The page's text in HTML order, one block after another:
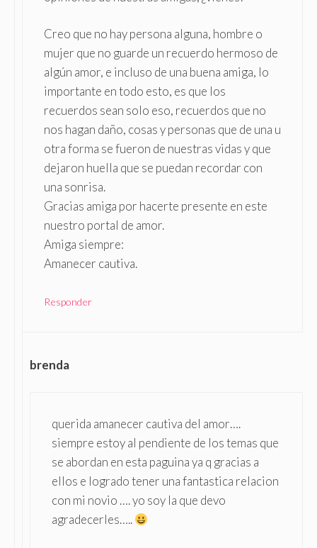
Creo que no hay persona alguna, hombre o
mujer que no guarde un recuerdo hermoso de
algún amor, e incluso de una buena amiga, lo
importante en todo esto, es que los
recuerdos sean solo eso, recuerdos que no
nos hagan daño, cosas y personas que de una u
otra forma se fueron de nuestras vidas y que
dejaron huella que se puedan recordar con
una sonrisa.
Gracias amiga por hacerte presente en este
nuestro portal de amor.
Amiga siempre:
Amanecer cautiva.
Responder
brenda
querida amanecer cautiva del amor….
siempre estoy al pendiente de los temas que
se abordan en esta paguina ya q gracias a
ellos e logrado tener una fantastica relacion
con mi novio …. yo soy la que devo
agradecerles…..